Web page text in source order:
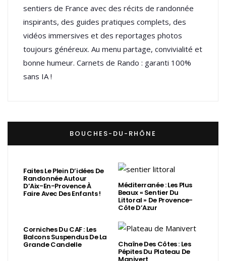
sentiers de France avec des récits de randonnée
inspirants, des guides pratiques complets, des
vidéos immersives et des reportages photos
toujours généreux. Au menu partage, convivialité et
bonne humeur. Carnets de Rando : garanti 100%
sans IA !
BOUCHES-DU-RHÔNE
Faites Le Plein D’idées De
Randonnée Autour
D’Aix-En-Provence À
Faire Avec Des Enfants !
Méditerranée : Les Plus
Beaux « Sentier Du
Littoral » De Provence-
Côte D’Azur
Corniches Du CAF : Les
Balcons Suspendus De La
Grande Candelle Chaîne Des Côtes : Les
Pépites Du Plateau De
Manivert